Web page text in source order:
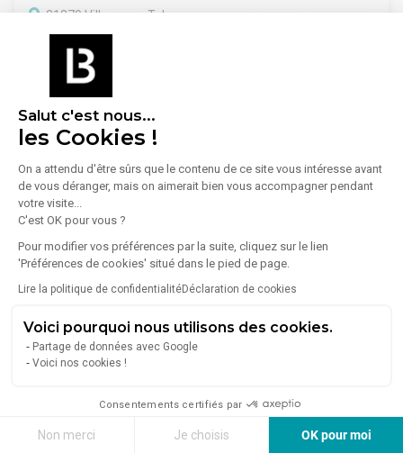
Salut c'est nous...
les Cookies !
On a attendu d'être sûrs que le contenu de ce site vous intéresse avant
de vous déranger, mais on aimerait bien vous accompagner pendant
votre visite...
C'est OK pour vous ?
Pour modifier vos préférences par la suite, cliquez sur le lien
'Préférences de cookies' situé dans le pied de page.
Lire la politique de confidentialitéDéclaration de cookies
Voici pourquoi nous utilisons des cookies.
Partage de données avec Google
Voici nos cookies !
Consentements certifiés par
Non merci Je choisis OK pour moi
31270 Villeneuve-Tolosane
OCTOPUS IMMOBILIER vous propose à la vente à
VILLENEUVE TOLOSANE des terrains constructibles à
vocation industrielle à partir de 1 464 m²
Situation/Transports :
A 64 (Entrée), A 64 (Sortie)
Lire plus
Vente Terrain 2 065 m²
VENDRE TERRAIN 2 065 M² – 400 037,00€ HT/HFA bénéficie